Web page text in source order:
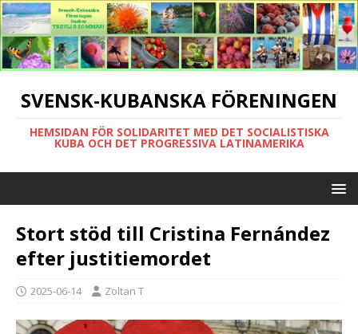
SVENSK-KUBANSKA FÖRENINGEN
HEMSIDAN FÖR SOLIDARITET MED DET SOCIALISTISKA
KUBA OCH DET PROGRESSIVA LATINAMERIKA
Stort stöd till Cristina Fernández
efter justitiemordet
2025-06-14 Zoltan T